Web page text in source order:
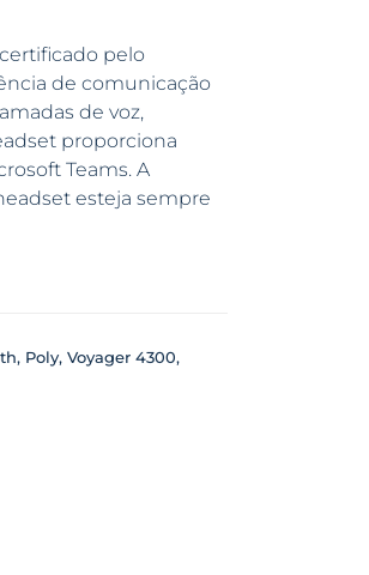
pelo
de comunicação
de voz,
proporciona
Teams. A
esteja sempre
, Poly, Voyager 4300,